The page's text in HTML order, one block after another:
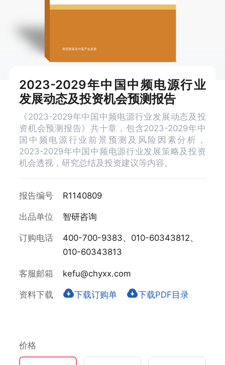
2023-2029年中国中频电源行业
发展动态及投资机会预测报告
《2023-2029年中国中频电源行业发展动态及投
资机会预测报告》共十章，包含2023-2029年中
国中频电源行业前景预测及风险因素分析，
2023-2029年中国中频电源行业发展策略及投资
机会透视，研究总结及投资建议等内容。
报告编号 R1140809
出品单位 智研咨询
订购电话
400-700-9383、010-60343812、
010-60343813
客服邮箱 kefu@chyxx.com
资料下载 下载订购单 下载PDF目录
价格